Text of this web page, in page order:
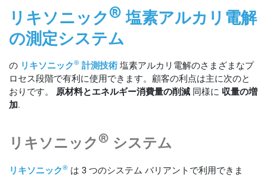
リキソニック® 塩素アルカリ電解
の測定システム
の リキソニック® 計測技術 塩素アルカリ電解のさまざまなプ
ロセス段階で有利に使用できます。顧客の利点は主に次のと
おりです。 原材料とエネルギー消費量の削減 同様に 収量の増
加.
リキソニック ® システム
リキソニック® は 3 つのシステム バリアントで利用できま